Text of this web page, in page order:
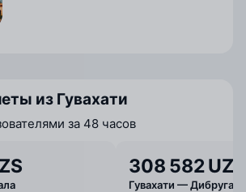
из Гувахати
за 48 часов
308 582 UZS
Гувахати — Дибругарх